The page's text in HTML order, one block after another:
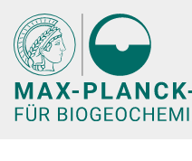
Hauptinhalt